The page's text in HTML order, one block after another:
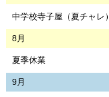
中学校寺子屋（夏チャレ）
8月
夏季休業
9月